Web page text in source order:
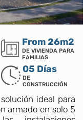
From 26m2
DE VIVIENDA PARA
FAMILIAS
05 Días
DE
CONSTRUCCIÓN
ideal para
armado en solo 5